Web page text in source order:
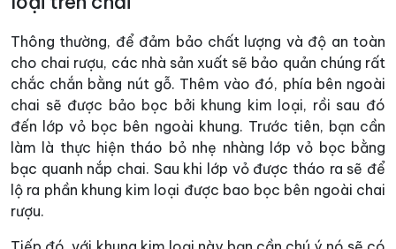
Thông thường, để đảm bảo chất lượng và độ an toàn
cho chai rượu, các nhà sản xuất sẽ bảo quản chúng rất
chắc chắn bằng nút gỗ. Thêm vào đó, phía bên ngoài
chai sẽ được bảo bọc bởi khung kim loại, rồi sau đó
đến lớp vỏ bọc bên ngoài khung. Trước tiên, bạn cần
làm là thực hiện tháo bỏ nhẹ nhàng lớp vỏ bọc bằng
bạc quanh nắp chai. Sau khi lớp vỏ được tháo ra sẽ để
lộ ra phần khung kim loại được bao bọc bên ngoài chai
rượu.